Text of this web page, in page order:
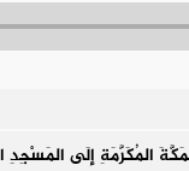
المُكَرَّمَةِ إِلَى